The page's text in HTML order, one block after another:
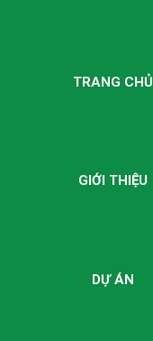
TRANG CHỦ
GIỚI THIỆU
DỰ ÁN